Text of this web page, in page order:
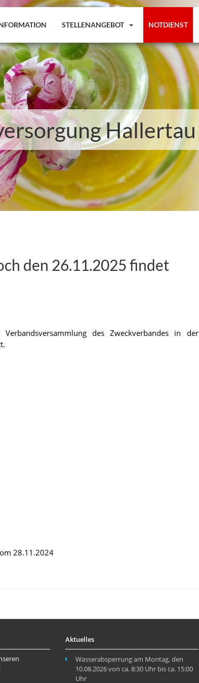
STELLENANGEBOT NOTDIENST
Hallertau
den 26.11.2025 findet
des Zweckverbandes in der
28.11.2024
Aktuelles
Wasserabsperrung am Montag, den
10.08.2026 von ca. 8:30 Uhr bis ca. 15:00
Uhr